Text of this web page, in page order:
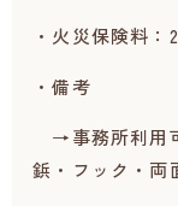
・火災保険料
・備考
→事務所利用
鋲・フック・